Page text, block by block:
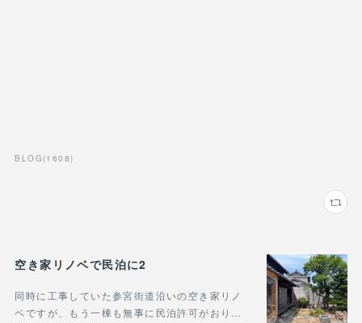
BLOG (1608)
空き家リノベで民泊に2
同時に工事していた参宮街道沿いの空き家リノ
ベですが、もう一棟も無事に民泊許可がおり…